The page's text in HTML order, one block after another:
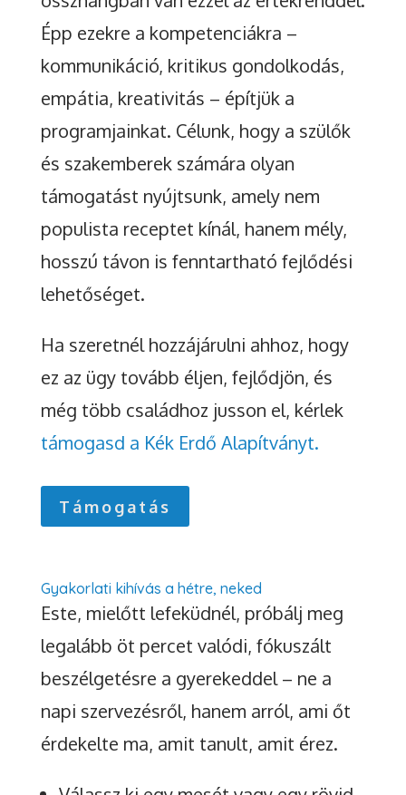
Épp ezekre a kompetenciákra –
kommunikáció, kritikus gondolkodás,
empátia, kreativitás – építjük a
programjainkat. Célunk, hogy a szülők
és szakemberek számára olyan
támogatást nyújtsunk, amely nem
populista receptet kínál, hanem mély,
hosszú távon is fenntartható fejlődési
lehetőséget.
Ha szeretnél hozzájárulni ahhoz, hogy
ez az ügy tovább éljen, fejlődjön, és
még több családhoz jusson el, kérlek
támogasd a Kék Erdő Alapítványt.
Támogatás
Gyakorlati kihívás a hétre, neked
Este, mielőtt lefeküdnél, próbálj meg
legalább öt percet valódi, fókuszált
beszélgetésre a gyerekeddel – ne a
napi szervezésről, hanem arról, ami őt
érdekelte ma, amit tanult, amit érez.